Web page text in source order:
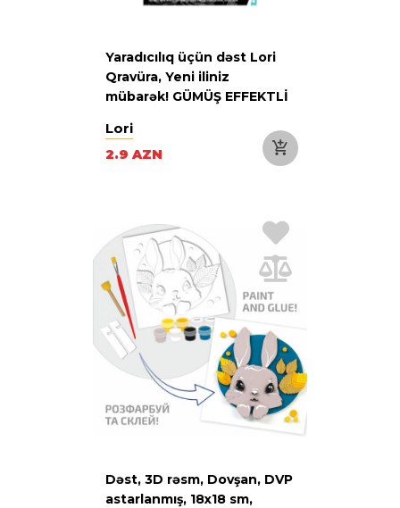
Yaradıcılıq üçün dəst Lori
Qravüra, Yeni iliniz
mübarək! GÜMÜŞ EFFEKTLİ
Lori
2.9 AZN
Dəst, 3D rəsm, Dovşan, DVP
astarlanmış, 18x18 sm,